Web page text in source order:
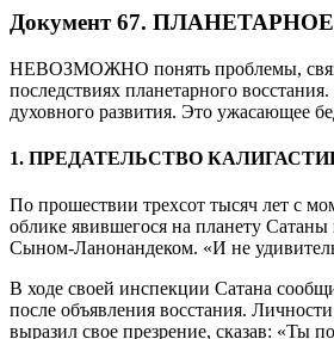
Документ 67.
НЕВОЗМОЖНО понять проблемы,
последствиях планетарного
духовного развития. Это ужасающее
1. ПРЕДАТЕЛЬСТВО
По прошествии трехсот тысяч лет с
облике явившегося на планету
Сыном-Ланонандеком. «И не
В ходе своей инспекции Сатана
после объявления восстания.
выразил свое презрение, сказав: «Ты